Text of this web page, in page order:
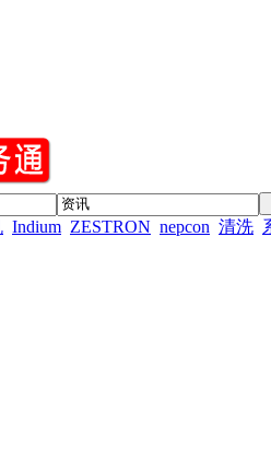
Indium ZESTRON nepcon 清洗